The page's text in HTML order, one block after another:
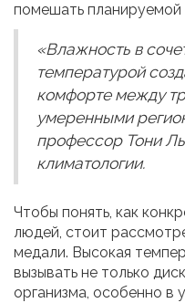
помешать планируемой
«Влажность в
температурой
комфорте между
умеренными
профессор Тони
климатологии.
Чтобы понять, как
людей, стоит
медали. Высокая
вызывать не только
организма, особенно в